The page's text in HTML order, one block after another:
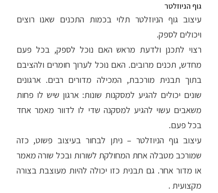
גוף הניוזלטר
עיצוב גוף הניוזלטר תלוי בכמות התכנים שאנו רוצים
ויכולים לספק.
רצוי לתכנן ולדעת מראש האם נוכל לספק, בכל פעם
מחדש, תכנים מרובים. האם נוכל לערוך חומרים ולהציבם
בתוך תבנית מורכבת, המכילה מדורים רבים. ארגונים
שונים יכולים להגיע למסקנות שונות: ארגון שיש לו פחות
משאבים עשוי להגיע למסקנה שדי לו לדוור מאמר אחד
בכל פעם.
עיצוב גוף הניוזלטר – ניתן לבחור בעיצוב פשוט, כזה
שמורכב מטבלה אחת המחולקת לשורות ובכל שורה מאמר
או מדור אחר. גם תבנית כזו יכולה להיות מעוצבת בצורה
מקצועית .